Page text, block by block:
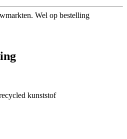
Wel op bestelling
kunststof